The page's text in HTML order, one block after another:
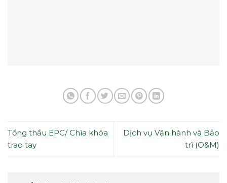
Tổng thầu EPC/ Chìa khóa
trao tay
Dịch vụ Vận hành và Bảo
trì (O&M)